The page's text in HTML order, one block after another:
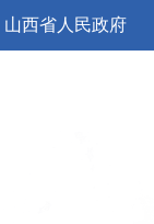
山西省人民政府